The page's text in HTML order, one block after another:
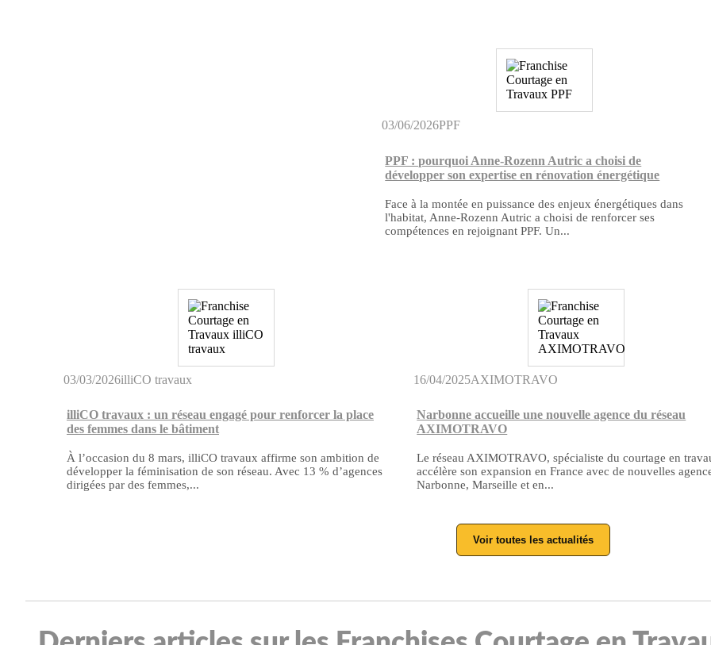
03/06/2026PPF
PPF : pourquoi Anne-Rozenn Autric a choisi de
développer son expertise en rénovation énergétique
Face à la montée en puissance des enjeux énergétiques dans
l'habitat, Anne-Rozenn Autric a choisi de renforcer ses
compétences en rejoignant PPF. Un...
03/03/2026illiCO travaux
illiCO travaux : un réseau engagé pour renforcer la place
des femmes dans le bâtiment
À l’occasion du 8 mars, illiCO travaux affirme son ambition de
développer la féminisation de son réseau. Avec 13 % d’agences
dirigées par des femmes,...
16/04/2025AXIMOTRAVO
Narbonne accueille une nouvelle agence du réseau
AXIMOTRAVO
Le réseau AXIMOTRAVO, spécialiste du courtage en
accélère son expansion en France avec de nouvelles
Narbonne, Marseille et en...
Voir toutes les actualités